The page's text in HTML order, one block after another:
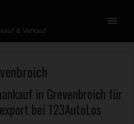
& Verkauf
in Grevenbroich für
bei 123AutoLos